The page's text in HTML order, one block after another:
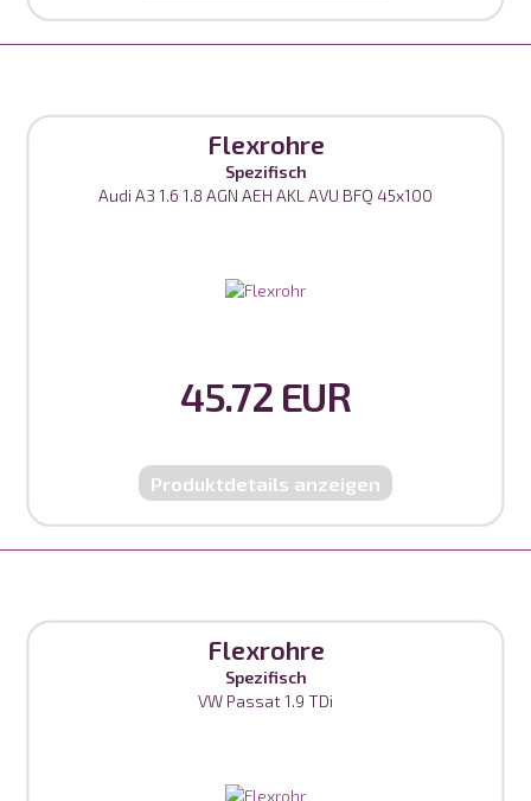
Flexrohre
Spezifisch
Audi A3 1.6 1.8 AGN AEH AKL AVU BFQ 45x100
45.72 EUR
Produktdetails anzeigen
Flexrohre
Spezifisch
VW Passat 1.9 TDi